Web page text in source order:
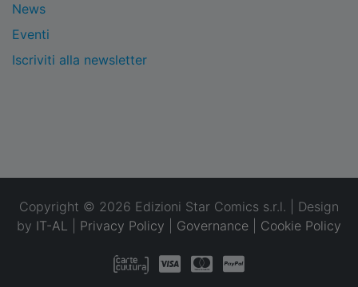
News
Eventi
Iscriviti alla newsletter
Copyright © 2026 Edizioni Star Comics s.r.l. | Design
by IT-AL Privacy Policy Governance Cookie Policy